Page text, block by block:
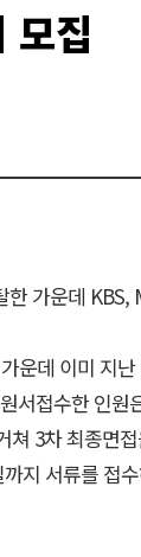
모집
가운데 KBS,
운데 이미 지
서접수한 인원
3차 최종면
지 서류를 접